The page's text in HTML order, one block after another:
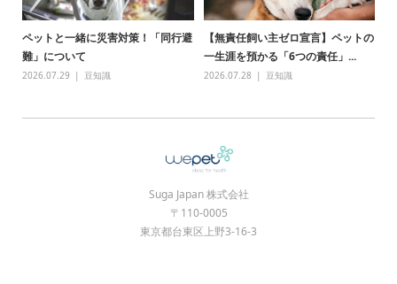
ペットと一緒に災害対策！「同行避
難」について
2026.07.29 豆知識
【無責任飼い主ゼロ宣言】ペットの
一生涯を預かる「6つの責任」...
2026.07.28 豆知識
Suga Japan 株式会社
〒110-0005
東京都台東区上野3-16-3